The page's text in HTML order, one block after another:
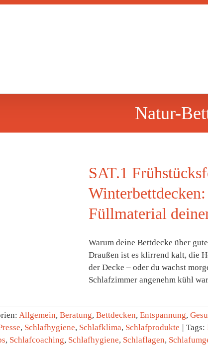
Natur-
SAT.1
Füllmaterial
Warum deine Bettdecke über
Draußen ist es klirrend kalt, die
der Decke – oder du wachst
Schlafzimmer angenehm kühl
Allgemein, Beratung, Bettdecken, Entspannung,
, Schlafhygiene, Schlafklima, Schlafprodukte | Tags:
, Schlafcoaching, Schlafhygiene, Schlaflagen,